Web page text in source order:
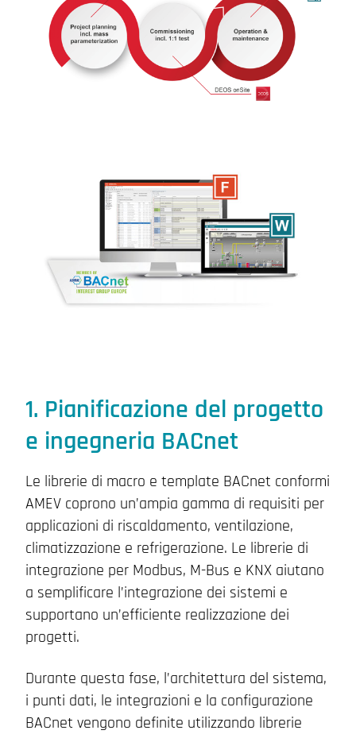
1. Pianificazione del progetto
e ingegneria BACnet
Le librerie di macro e template BACnet conformi
AMEV coprono un’ampia gamma di requisiti per
applicazioni di riscaldamento, ventilazione,
climatizzazione e refrigerazione. Le librerie di
integrazione per Modbus, M-Bus e KNX aiutano
a semplificare l’integrazione dei sistemi e
supportano un’efficiente realizzazione dei
progetti.
Durante questa fase, l’architettura del sistema,
i punti dati, le integrazioni e la configurazione
BACnet vengono definite utilizzando librerie